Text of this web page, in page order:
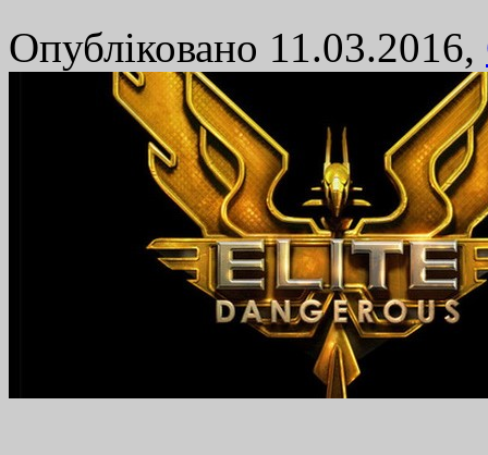
Опубліковано 11.03.2016,